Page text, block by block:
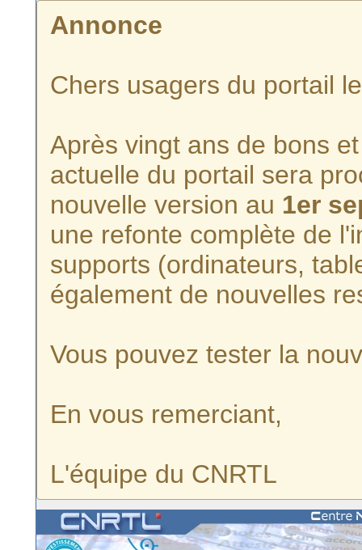
Annonce
Chers usagers du portail
Après vingt ans de bons
actuelle du portail sera
nouvelle version au 1er
une refonte complète de
supports (ordinateurs,
également de nouvelles
Vous pouvez tester la
En vous remerciant,
L'équipe du CNRTL